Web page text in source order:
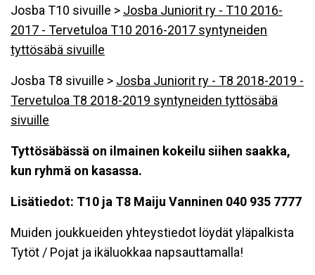
Josba T10 sivuille > Josba Juniorit ry - T10 2016-
2017 - Tervetuloa T10 2016-2017 syntyneiden
tyttösäbä sivuille
Josba T8 sivuille > Josba Juniorit ry - T8 2018-2019 -
Tervetuloa T8 2018-2019 syntyneiden tyttösäbä
sivuille
Tyttösäbässä on ilmainen kokeilu siihen saakka,
kun ryhmä on kasassa.
Lisätiedot: T10 ja T8 Maiju Vanninen 040 935 7777
Muiden joukkueiden yhteystiedot löydät yläpalkista
Tytöt / Pojat ja ikäluokkaa napsauttamalla!